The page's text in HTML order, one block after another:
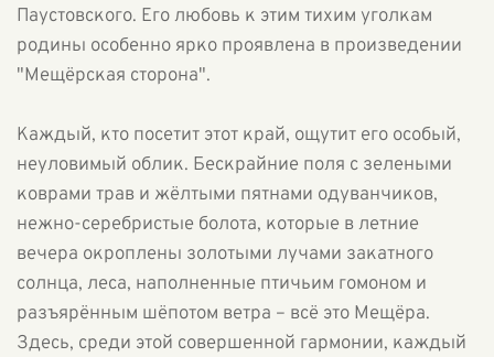
Паустовского. Его любовь к этим тихим уголкам
родины особенно ярко проявлена в произведении
"Мещёрская сторона".
Каждый, кто посетит этот край, ощутит его особый,
неуловимый облик. Бескрайние поля с зелеными
коврами трав и жёлтыми пятнами одуванчиков,
нежно-серебристые болота, которые в летние
вечера окроплены золотыми лучами закатного
солнца, леса, наполненные птичьим гомоном и
разъярённым шёпотом ветра – всё это Мещёра.
Здесь, среди этой совершенной гармонии, каждый